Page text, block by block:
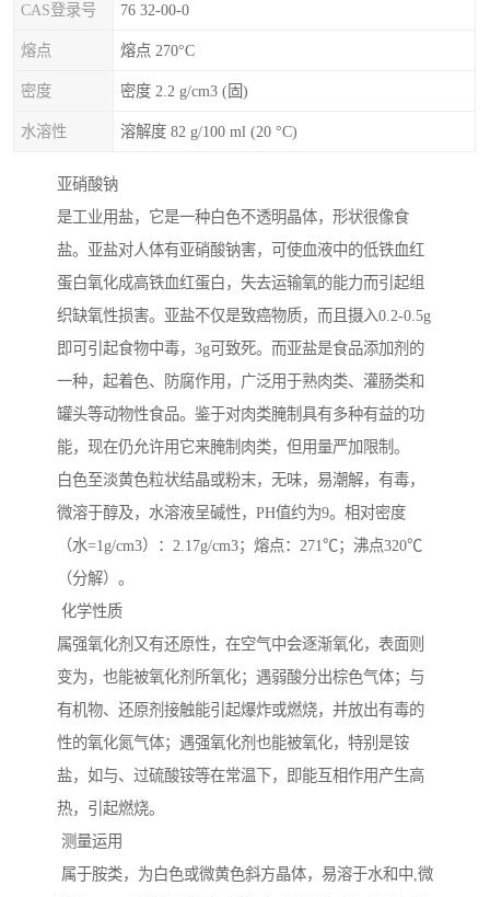
CAS登录号 76 32-00-0
熔点 熔点 270°C
密度 密度 2.2 g/cm3 (固)
水溶性 溶解度 82 g/100 ml (20 °C)
亚硝酸钠
是工业用盐，它是一种白色不透明晶体，形状很像食
盐。亚盐对人体有亚硝酸钠害，可使血液中的低铁血红
蛋白氧化成高铁血红蛋白，失去运输氧的能力而引起组
织缺氧性损害。亚盐不仅是致癌物质，而且摄入0.2-0.5g
即可引起食物中毒，3g可致死。而亚盐是食品添加剂的
一种，起着色、防腐作用，广泛用于熟肉类、灌肠类和
罐头等动物性食品。鉴于对肉类腌制具有多种有益的功
能，现在仍允许用它来腌制肉类，但用量严加限制。
白色至淡黄色粒状结晶或粉末，无味，易潮解，有毒，
微溶于醇及，水溶液呈碱性，PH值约为9。相对密度
（水=1g/cm3）：2.17g/cm3；熔点：271℃；沸点320℃
（分解）。
化学性质
属强氧化剂又有还原性，在空气中会逐渐氧化，表面则
变为，也能被氧化剂所氧化；遇弱酸分出棕色气体；与
有机物、还原剂接触能引起爆炸或燃烧，并放出有毒的
性的氧化氮气体；遇强氧化剂也能被氧化，特别是铵
盐，如与、过硫酸铵等在常温下，即能互相作用产生高
热，引起燃烧。
测量运用
属于胺类，为白色或微黄色斜方晶体，易溶于水和中,微